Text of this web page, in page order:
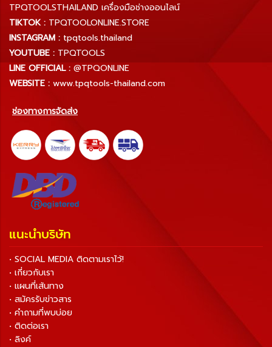
TPQTOOLSTHAILAND เครื่องมือช่างออนไลน์
TIKTOK : TPQTOOLONLINE.STORE
INSTAGRAM : tpqtools.thailand
YOUTUBE : TPQTOOLS
LINE OFFICIAL : @TPQONLINE
WEBSITE : www.tpqtools-thailand.com
ช่องทางการจัดส่ง
แนะนำบริษัท
• SOCIAL MEDIA ติดตามเราไว้!
• เกี่ยวกับเรา
• แผนที่เส้นทาง
• สมัครรับข่าวสาร
• คำถามที่พบบ่อย
• ติดต่อเรา
• ลิงค์